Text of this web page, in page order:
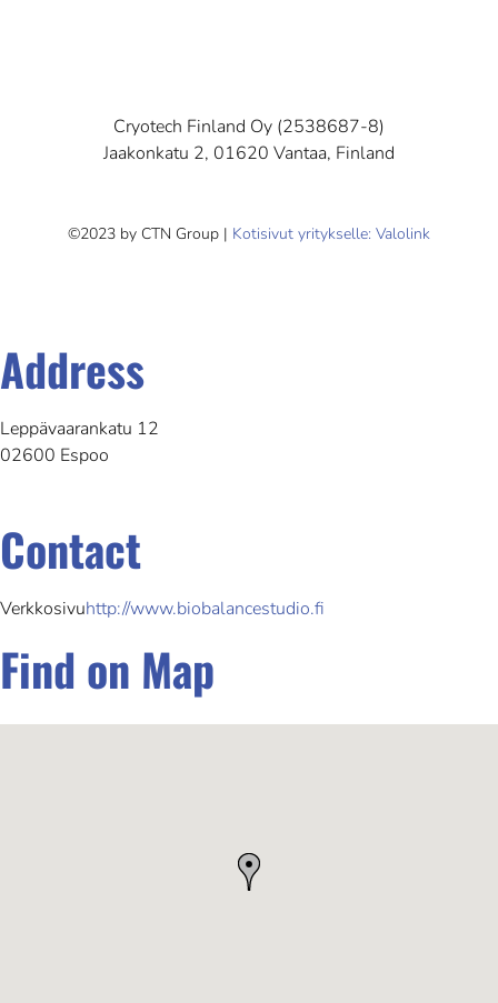
Cryotech Finland Oy (2538687-8)
Jaakonkatu 2, 01620 Vantaa, Finland
©2023 by CTN Group | Kotisivut yritykselle: Valolink
Address
Leppävaarankatu 12
02600 Espoo
Contact
Verkkosivuhttp://www.biobalancestudio.fi
Find on Map